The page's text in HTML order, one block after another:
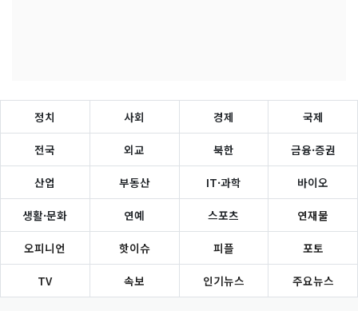
정치 사회 경제 국제
전국 외교 북한 금융·증권
산업 부동산 IT·과학 바이오
생활·문화 연예 스포츠 연재물
오피니언 핫이슈 피플 포토
TV 속보 인기뉴스 주요뉴스